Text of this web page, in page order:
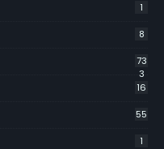
1
8
73
3
16
55
1